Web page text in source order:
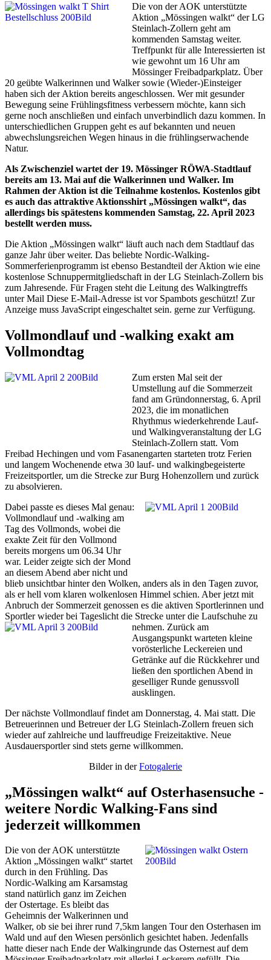
Die von der AOK unterstützte
Aktion „Mössingen walkt“ der LG
Steinlach-Zollern geht am
kommenden Samstag weiter.
Treffpunkt für alle Interessierten ist
wie gewohnt um 16 Uhr am
Mössinger Freibadparkplatz. Über
20 geübte Walkerinnen und Walker sowie (Wieder-)Einsteiger
haben sich der Aktion bereits angeschlossen. Wer mit gesunder
Bewegung seine Frühlingsfitness verbessern möchte, kann sich
gerne noch anschließen und einfach unverbindlich dazu kommen. In
unterschiedlichen Gruppen geht es auf bekannten und neuen
abwechslungsreichen Wegen hinaus in die frühlingserwachende
Natur.
Als Zwischenziel wartet der 19. Mössinger RÖWA-Stadtlauf
bereits am 13. Mai auf die Walkerinnen und Walker. Im
Rahmen der Aktion ist die Teilnahme kostenlos. Kostenlos gibt
es auch das attraktive Aktionsshirt „Mössingen walkt“, das
allerdings bis spätestens kommenden Samstag, 22. April 2023
bestellt werden muss.
Die Aktion „Mössingen walkt“ läuft auch nach dem Stadtlauf das
ganze Jahr über weiter. Das beliebte Nordic-Walking-
Sommerferienprogramm ist ebenso Bestandteil der Aktion wie eine
kostenlose Schnuppermitgliedschaft in der LG Steinlach-Zollern bis
zum Jahresende. Für Fragen steht die Leitung des Walkingtreffs
unter Mail Diese E-Mail-Adresse ist vor Spambots geschützt! Zur
Anzeige muss JavaScript eingeschaltet sein. gerne zur Verfügung.
Vollmondlauf und -walking exakt am
Vollmondtag
Zum ersten Mal seit der
Umstellung auf die Sommerzeit
fand am Gründonnerstag, 6. April
2023, die im monatlichen
Rhythmus wiederkehrende Lauf-
und Walkingveranstaltung der LG
Steinlach-Zollern statt. Vom
Freibad Hechingen und vom Fasanengarten starteten trotz Ferien
und langem Wochenende etwa 30 lauf- und walkingbegeisterte
Freizeitsportler, um die Strecke zur Burg Hohenzollern und zurück
zu absolvieren.
Dabei passte es dieses Mal genau:
Vollmondlauf und -walking am
Tag des Vollmonds, wobei die
exakte Zeit für den Vollmond
bereits morgens um 06.34 Uhr
war. Leider zeigte sich der Mond
an diesem Abend aber nicht und
blieb unsichtbar hinter den Wolken, anders als in den Tagen zuvor,
als er hell vom klaren wolkenlosen Himmel schien. Aber jetzt mit
Anbruch der Sommerzeit genossen es die aktiven Sportlerinnen und
Sportler wieder bei Tageslicht die Strecke unter die Laufschuhe zu
nehmen. Zurück am
Ausgangspunkt warteten kleine
vorösterliche Leckereien und
Getränke auf die Rückkehrer und
ließen den sportlichen Abend in
geselliger Runde genussvoll
ausklingen.
Der nächste Vollmondlauf findet am Donnerstag, 4. Mai statt. Die
Betreuerinnen und Betreuer der LG Steinlach-Zollern freuen sich
wieder auf zahlreiche und lauffreudige Freizeitaktive. Neue
Ausdauersportler sind stets gerne willkommen.
Bilder in derFotogalerie
„Mössingen walkt“ auf Osterhasensuche -
weitere Nordic Walking-Fans sind
jederzeit willkommen
Die von der AOK unterstützte
Aktion „Mössingen walkt“ startet
durch in den Frühling. Das
Nordic-Walking am Karsamstag
stand natürlich ganz im Zeichen
der Ostertage. Es bleibt das
Geheimnis der Walkerinnen und
Walker, ob sie bei ihrer rund 7,5km langen Tour den Osterhasen im
Wald und auf den Wiesen persönlich gesichtet haben. Jedenfalls
hatte dieser nach Ende der Walkingrunde das Osternest auf dem